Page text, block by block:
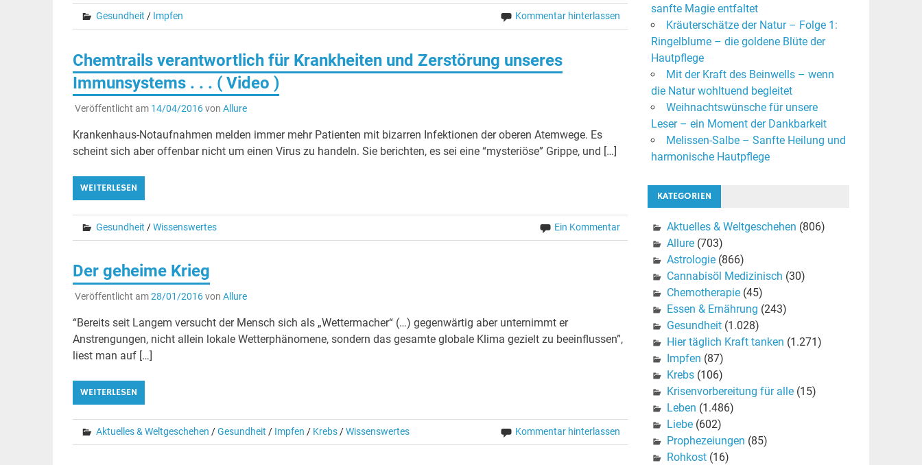
Gesundheit / Impfen Kommentar hinterlassen
Chemtrails verantwortlich für Krankheiten und Zerstörung unseres
Immunsystems . . . ( Video )
Veröffentlicht am 14/04/2016von Allure
Krankenhaus-Notaufnahmen melden immer mehr Patienten mit bizarren Infektionen der oberen Atemwege. Es
scheint sich aber offenbar nicht um einen Virus zu handeln. Sie berichten, es sei eine “mysteriöse” Grippe, und […]
WEITERLESEN
Gesundheit /Wissenswertes Ein Kommentar
Der geheime Krieg
Veröffentlicht am28/01/2016von Allure
“Bereits seit Langem versucht der Mensch sich als „Wettermacher“ (…) gegenwärtig aber unternimmt er
Anstrengungen, nicht allein lokale Wetterphänomene, sondern das gesamte globale Klima gezielt zu beeinflussen”,
liest man auf […]
WEITERLESEN
Aktuelles & Weltgeschehen /Gesundheit / Impfen / Krebs/Wissenswertes Kommentar hinterlassen
sanfte Magie entfaltet
Kräuterschätze der Natur – Folge 1:
Ringelblume – die goldene Blüte der
Hautpflege
Mit der Kraft des Beinwells – wenn
die Natur wohltuend begleitet
Weihnachtswünsche für unsere
Leser – ein Moment der Dankbarkeit
Melissen-Salbe – Sanfte Heilung und
harmonische Hautpflege
KATEGORIEN
Aktuelles & Weltgeschehen (806)
Allure(703)
Astrologie(866)
Cannabisöl Medizinisch (30)
Chemotherapie(45)
Essen & Ernährung (243)
Gesundheit(1.028)
Hier täglich Kraft tanken (1.271)
Impfen (87)
Krebs(106)
Krisenvorbereitung für alle(15)
Leben (1.486)
Liebe(602)
Prophezeiungen (85)
Rohkost(16)